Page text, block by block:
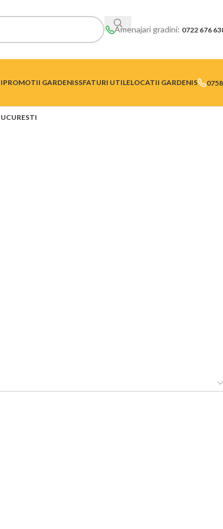
Amenajari gradini: 0722 676
PROMOTII GARDENISSFATURI UTILELOCATII GARDENIS